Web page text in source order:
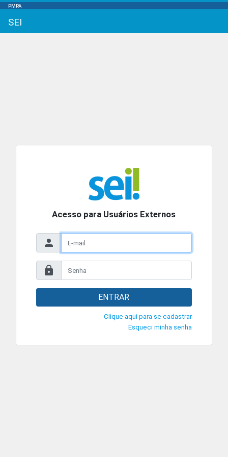
PMPA
SEI
Acesso para Usuários Externos
ENTRAR
Clique aqui para se cadastrar
Esqueci minha senha